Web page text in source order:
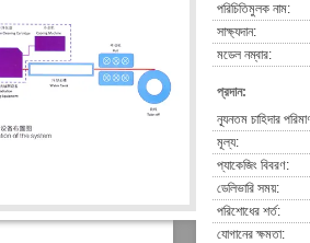
পরিচিতিমুলক নাম:
সাক্ষ্যদান:
মডেল নম্বার:
প্রদান:
ন্যূনতম চাহিদার
মূল্য:
প্যাকেজিং বিবরণ:
ডেলিভারি সময়:
পরিশোধের শর্ত:
যোগানের ক্ষমতা: